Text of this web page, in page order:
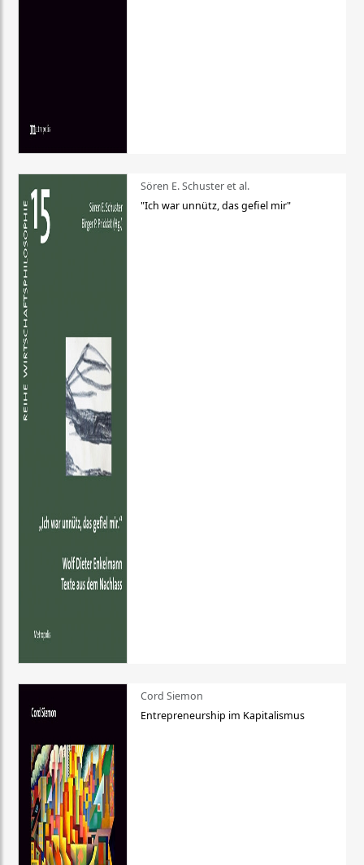
Sören E. Schuster et al.
"Ich war unnütz, das gefiel mir"
Cord Siemon
Entrepreneurship im Kapitalismus